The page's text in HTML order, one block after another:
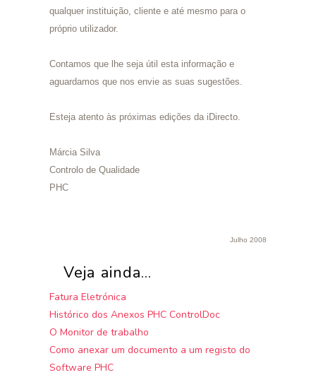
qualquer instituição, cliente e até mesmo para o
próprio utilizador.
Contamos que lhe seja útil esta informação e
aguardamos que nos envie as suas sugestões.
Esteja atento às próximas edições da iDirecto.
Márcia Silva
Controlo de Qualidade
PHC
Julho 2008
Veja ainda...
Fatura Eletrónica
Histórico dos Anexos PHC ControlDoc
O Monitor de trabalho
Como anexar um documento a um registo do
Software PHC